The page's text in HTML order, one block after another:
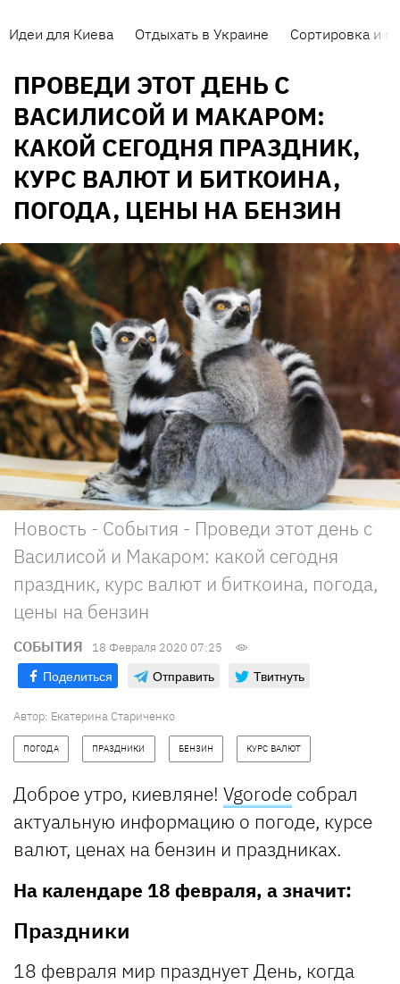
Идеи для Киева Отдыхать в Украине Сортировка и
ПРОВЕДИ ЭТОТ ДЕНЬ С
ВАСИЛИСОЙ И МАКАРОМ:
КАКОЙ СЕГОДНЯ ПРАЗДНИК,
КУРС ВАЛЮТ И БИТКОИНА,
ПОГОДА, ЦЕНЫ НА БЕНЗИН
Новость - События - Проведи этот день с
Василисой и Макаром: какой сегодня
праздник, курс валют и биткоина, погода,
цены на бензин
СОБЫТИЯ 18 Февраля 2020 07:25
Поделиться Отправить Твитнуть
Автор: Екатерина Стариченко
ПОГОДА ПРАЗДНИКИ БЕНЗИН КУРС ВАЛЮТ
Доброе утро, киевляне! Vgorode собрал
актуальную информацию о погоде, курсе
валют, ценах на бензин и праздниках.
На календаре 18 февраля, а значит:
Праздники
18 февраля мир празднует День, когда